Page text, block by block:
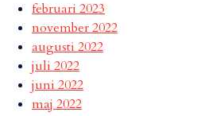
februari 2023
november 2022
augusti 2022
juli 2022
juni 2022
maj 2022